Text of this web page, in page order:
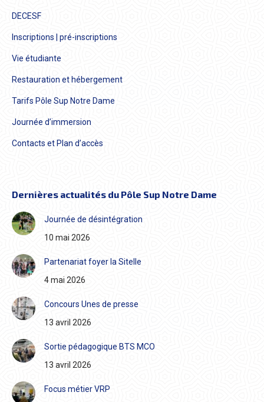
DECESF
Inscriptions | pré-inscriptions
Vie étudiante
Restauration et hébergement
Tarifs Pôle Sup Notre Dame
Journée d’immersion
Contacts et Plan d’accès
Dernières actualités du Pôle Sup Notre Dame
Journée de désintégration
10 mai 2026
Partenariat foyer la Sitelle
4 mai 2026
Concours Unes de presse
13 avril 2026
Sortie pédagogique BTS MCO
13 avril 2026
Focus métier VRP